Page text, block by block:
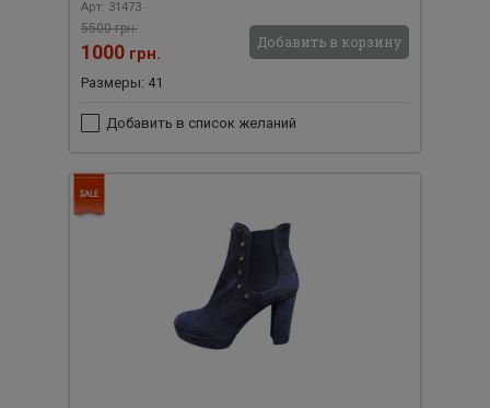
Арт: 31473
5500 грн.
1000 грн.
Добавить в корзину
Размеры: 41
Добавить в список желаний